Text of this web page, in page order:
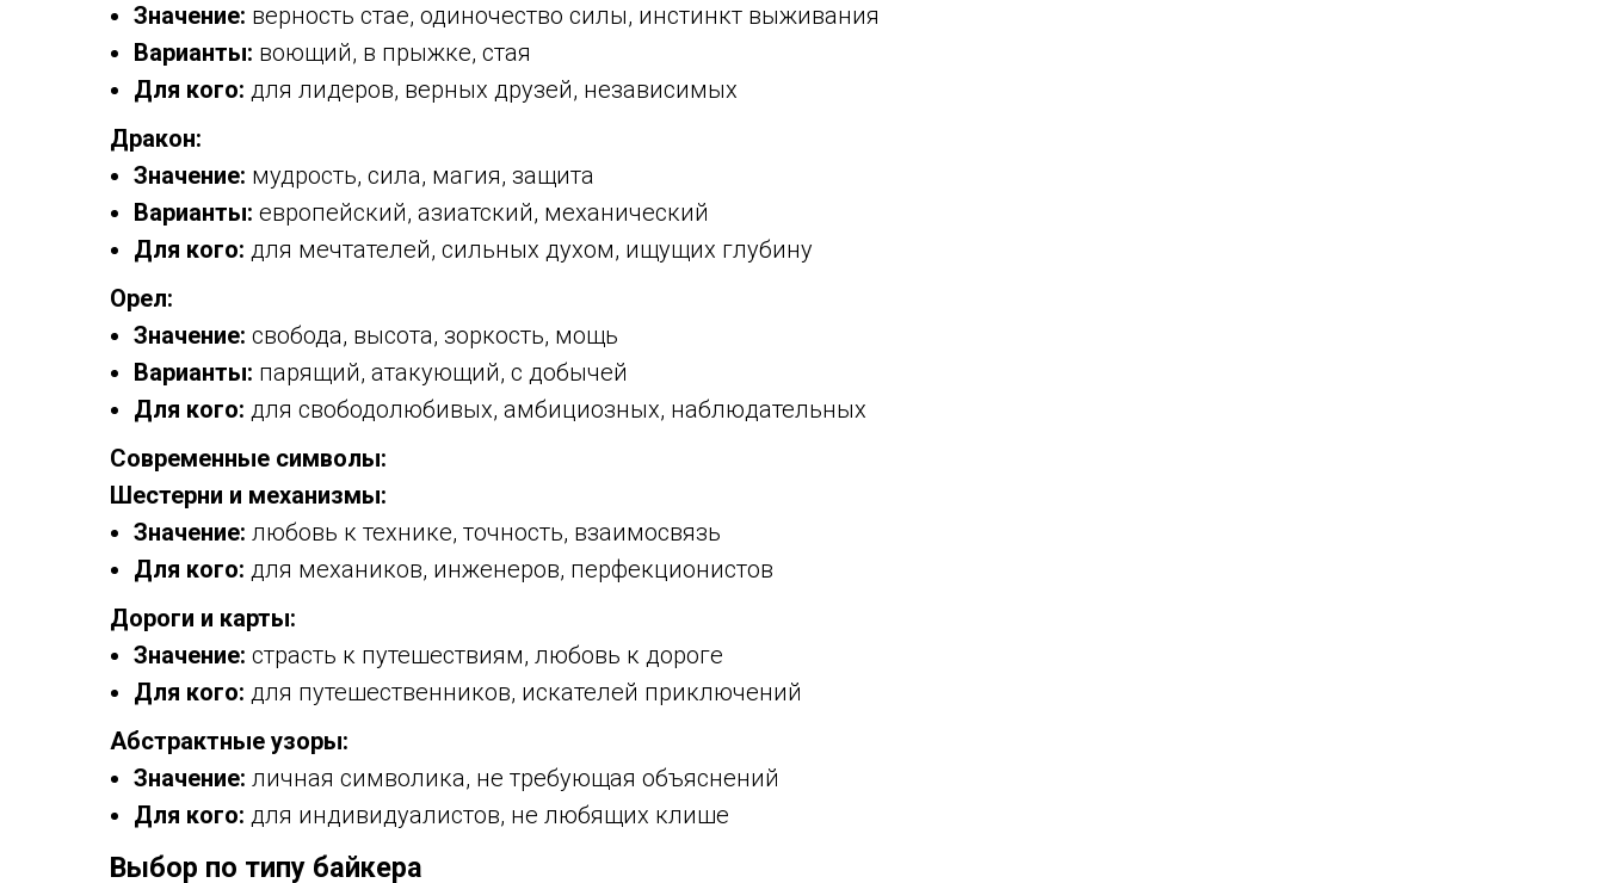
Значение: верность стае, одиночество силы, инстинкт выживания
Варианты: воющий, в прыжке, стая
Для кого: для лидеров, верных друзей, независимых
Дракон:
Значение: мудрость, сила, магия, защита
Варианты: европейский, азиатский, механический
Для кого: для мечтателей, сильных духом, ищущих глубину
Орел:
Значение: свобода, высота, зоркость, мощь
Варианты: парящий, атакующий, с добычей
Для кого: для свободолюбивых, амбициозных, наблюдательных
Современные символы:
Шестерни и механизмы:
Значение: любовь к технике, точность, взаимосвязь
Для кого: для механиков, инженеров, перфекционистов
Дороги и карты:
Значение: страсть к путешествиям, любовь к дороге
Для кого: для путешественников, искателей приключений
Абстрактные узоры:
Значение: личная символика, не требующая объяснений
Для кого: для индивидуалистов, не любящих клише
Выбор по типу байкера